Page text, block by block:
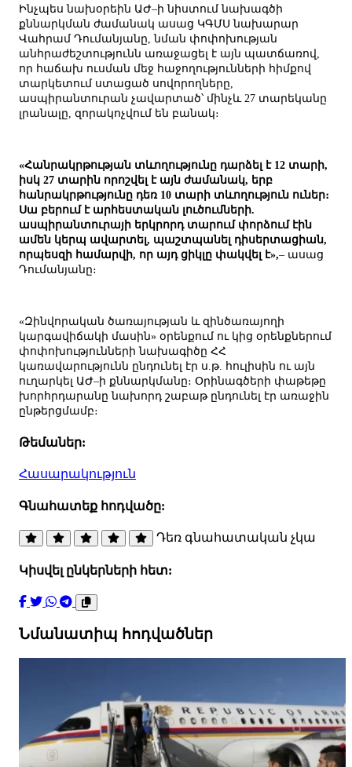
Ինչպես նախօրեին ԱԺ–ի նիստում նախագծի
քննարկման ժամանակ ասաց ԿԳՄՍ նախարար
Վահրամ Դումանյանը, նման փոփոխության
անհրաժեշտությունն առաջացել է այն պատճառով,
որ հաճախ ուսման մեջ հաջողությունների հիմքով
տարկետում ստացած սովորողները,
ասպիրանտուրան չավարտած՝ մինչև 27 տարեկանը
լրանալը, զորակոչվում են բանակ։
«Հանրակրթության տևողությունը դարձել է 12 տարի,
իսկ 27 տարին որոշվել է այն ժամանակ, երբ
հանրակրթությունը դեռ 10 տարի տևողություն ուներ։
Սա բերում է արհեստական լուծումների.
ասպիրանտուրայի երկրորդ տարում փորձում էին
ամեն կերպ ավարտել, պաշտպանել դիսերտացիան,
որպեսզի համարվի, որ այդ ցիկլը փակվել է»,– ասաց
Դումանյանը։
«Զինվորական ծառայության և զինծառայողի
կարգավիճակի մասին» օրենքում ու կից օրենքներում
փոփոխությունների նախագիծը ՀՀ
կառավարությունն ընդունել էր ս.թ. հուլիսին ու այն
ուղարկել ԱԺ–ի քննարկմանը։ Օրինագծերի փաթեթը
խորհրդարանը նախորդ շաբաթ ընդունել էր առաջին
ընթերցմամբ։
Թեմաներ:
Հասարակություն
Գնահատեք հոդվածը:
Դեռ գնահատական չկա
Կիսվել ընկերների հետ:
Նմանատիպ հոդվածներ